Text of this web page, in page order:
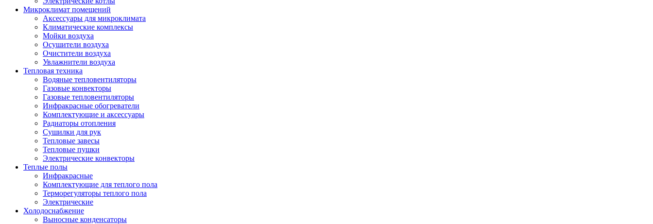
Микроклимат помещений
Аксессуары для микроклимата
Климатические комплексы
Мойки воздуха
Осушители воздуха
Очистители воздуха
Увлажнители воздуха
Тепловая техника
Водяные тепловентиляторы
Газовые конвекторы
Газовые тепловентиляторы
Инфракрасные обогреватели
Комплектующие и аксессуары
Радиаторы отопления
Сушилки для рук
Тепловые завесы
Тепловые пушки
Электрические конвекторы
Теплые полы
Инфракрасные
Комплектующие для теплого пола
Терморегуляторы теплого пола
Электрические
Холодоснабжение
Выносные конденсаторы